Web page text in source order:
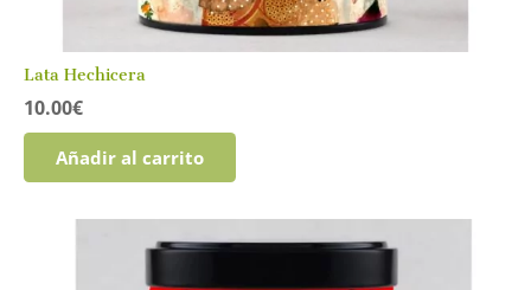
Lata Hechicera
10.00€
Añadir al carrito